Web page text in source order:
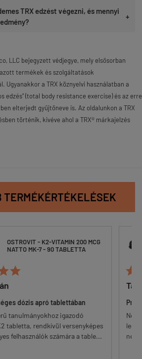
TRX edzést végezni, és mennyi
+
LLC bejegyzett védjegye, mely elsősorban
termékek és szolgáltatások
Ugyanakkor a TRX köznyelvi használatban a
edzés" (total body resistance exercise) és az erre
elterjedt gyűjtőneve is. Az oldalunkon a TRX
történik, kivéve ahol a TRX® márkajelzés
TERMÉKÉRTÉKELÉSEK
OSTROVIT - K2-VITAMIN 200 MCG
NATTO MK-7 - 90 TABLETTA

dózis apró tablettában
tanulmányokhoz igazodó
rendkívül versenyképes
felhasználók számára a table...

Nem
nem